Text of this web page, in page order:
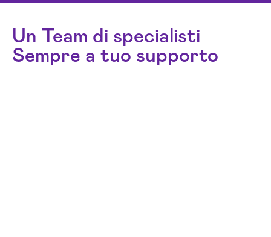
Un Team di specialisti
Sempre a tuo supporto